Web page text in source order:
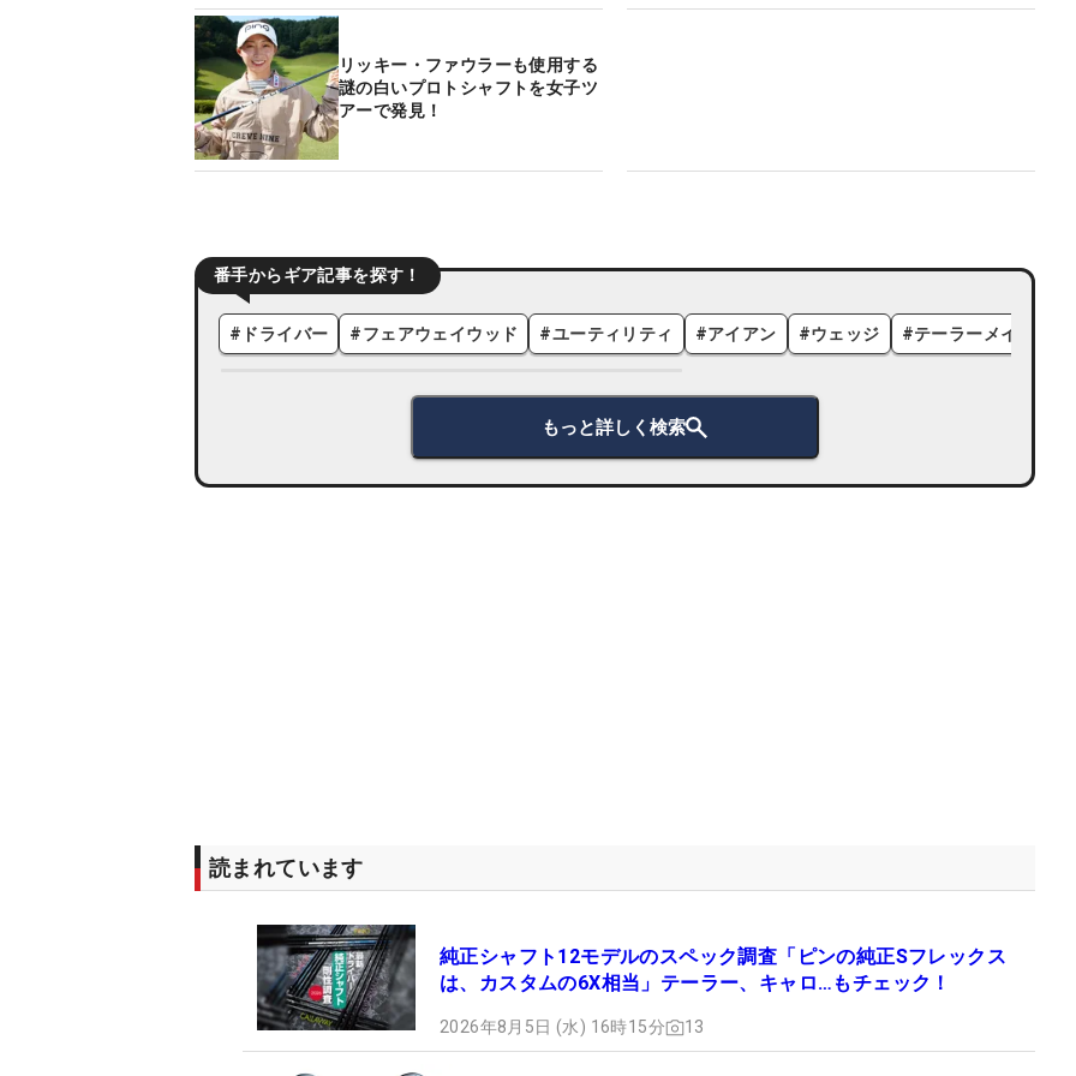
リッキー・ファウラーも使用する
謎の白いプロトシャフトを女子ツ
アーで発見！
番手からギア記事を探す！
# ドライバー #フェアウェイウッド #ユーティリティ #アイアン #ウェッジ #テーラーメイド
もっと詳しく検索
読まれています
純正シャフト12モデルのスペック調査「ピンの純正Sフレックス
は、カスタムの6X相当」テーラー、キャロ…もチェック！
2026年8月5日 (水) 16時15分 13